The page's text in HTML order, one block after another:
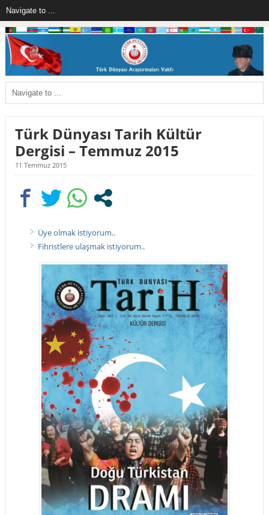
Türk Dünyası Tarih Kültür
Dergisi – Temmuz 2015
11 Temmuz 2015
Üye olmak istiyorum..
Fihristlere ulaşmak istiyorum..